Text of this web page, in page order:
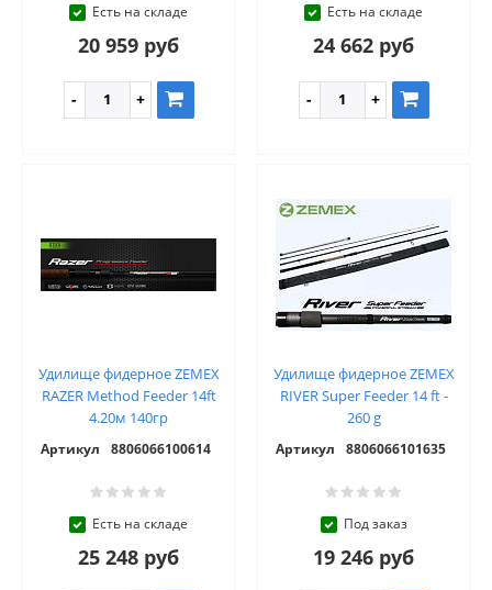
Есть на складе
20 959 руб
Есть на складе
24 662 руб
Удилище фидерное ZEMEX
RAZER Method Feeder 14ft
4.20м 140гр
Артикул 8806066100614
Есть на складе
25 248 руб
Удилище фидерное ZEMEX
RIVER Super Feeder 14 ft -
260 g
Артикул 8806066101635
Под заказ
19 246 руб